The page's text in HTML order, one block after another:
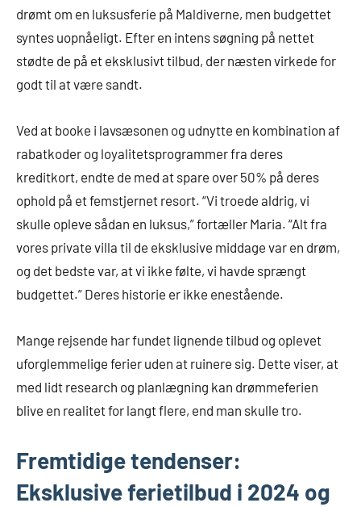
drømt om en luksusferie på Maldiverne, men budgettet
syntes uopnåeligt. Efter en intens søgning på nettet
stødte de på et eksklusivt tilbud, der næsten virkede for
godt til at være sandt.
Ved at booke i lavsæsonen og udnytte en kombination af
rabatkoder og loyalitetsprogrammer fra deres
kreditkort, endte de med at spare over 50% på deres
ophold på et femstjernet resort. “Vi troede aldrig, vi
skulle opleve sådan en luksus,” fortæller Maria. “Alt fra
vores private villa til de eksklusive middage var en drøm,
og det bedste var, at vi ikke følte, vi havde sprængt
budgettet.” Deres historie er ikke enestående.
Mange rejsende har fundet lignende tilbud og oplevet
uforglemmelige ferier uden at ruinere sig. Dette viser, at
med lidt research og planlægning kan drømmeferien
blive en realitet for langt flere, end man skulle tro.
Fremtidige tendenser:
Eksklusive ferietilbud i 2024 og